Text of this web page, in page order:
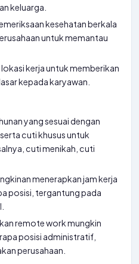
keluarga.
kesehatan berkala
untuk memantau
lokasi kerja untuk memberikan
kepada karyawan.
yang sesuai dengan
cuti khusus untuk
cuti menikah, cuti
menerapkan jam kerja
posisi, tergantung pada
remote work mungkin
posisi administratif,
perusahaan.